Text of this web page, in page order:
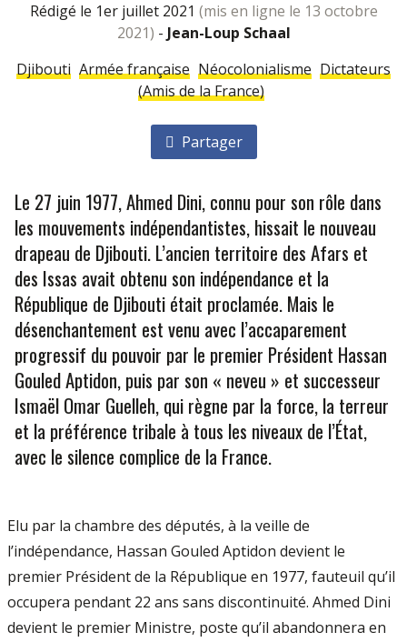
rédigé le 1er juillet 2021 (mis en ligne le 13 octobre
2021) - Jean-Loup Schaal
Djibouti Armée française Néocolonialisme Dictateurs
(Amis de la France)
Partager
Le 27 juin 1977, Ahmed Dini, connu pour son rôle dans
les mouvements indépendantistes, hissait le nouveau
drapeau de Djibouti. L’ancien territoire des Afars et
des Issas avait obtenu son indépendance et la
République de Djibouti était proclamée. Mais le
désenchantement est venu avec l’accaparement
progressif du pouvoir par le premier Président Hassan
Gouled Aptidon, puis par son « neveu » et successeur
Ismaël Omar Guelleh, qui règne par la force, la terreur
et la préférence tribale à tous les niveaux de l’État,
avec le silence complice de la France.
Elu par la chambre des députés, à la veille de
l’indépendance, Hassan Gouled Aptidon devient le
premier Président de la République en 1977, fauteuil qu’il
occupera pendant 22 ans sans discontinuité. Ahmed Dini
devient le premier Ministre, poste qu’il abandonnera en